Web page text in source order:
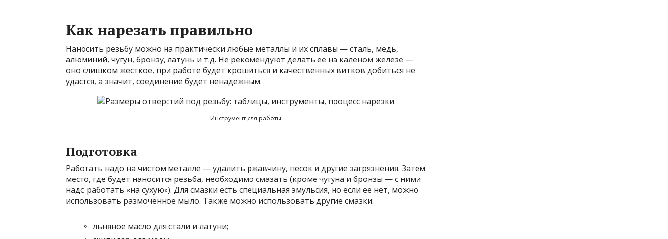
Как нарезать правильно
Наносить резьбу можно на практически любые металлы и их сплавы — сталь, медь,
алюминий, чугун, бронзу, латунь и т.д. Не рекомендуют делать ее на каленом железе —
оно слишком жесткое, при работе будет крошиться и качественных витков добиться не
удастся, а значит, соединение будет ненадежным.
Инструмент для работы
Подготовка
Работать надо на чистом металле — удалить ржавчину, песок и другие загрязнения. Затем
место, где будет наносится резьба, необходимо смазать (кроме чугуна и бронзы — с ними
надо работать «на сухую»). Для смазки есть специальная эмульсия, но если ее нет, можно
использовать размоченное мыло. Также можно использовать другие смазки:
льняное масло для стали и латуни;